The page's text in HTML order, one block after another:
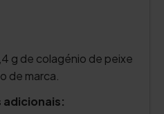
g de colagénio de peixe
de marca.